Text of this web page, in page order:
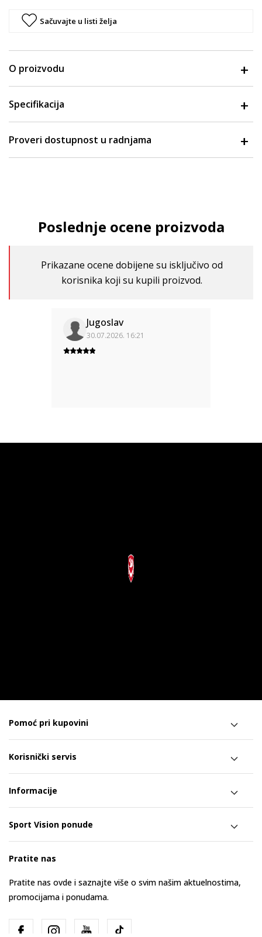
Sačuvajte u listi želja
O proizvodu
Specifikacija
Proveri dostupnost u radnjama
Poslednje ocene proizvoda
Prikazane ocene dobijene su isključivo od
korisnika koji su kupili proizvod.
Jugoslav
30.07.2026. 16:21
Pomoć pri kupovini
Korisnički servis
Informacije
Sport Vision ponude
Pratite nas
Pratite nas ovde i saznajte više o svim našim aktuelnostima,
promocijama i ponudama.